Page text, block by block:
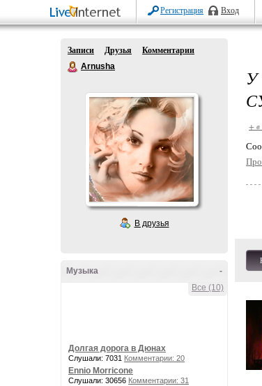
Регистрация Вход
Записи Друзья
Комментарии
Arnusha
В друзья
-
Музыка
Все (10)
Долгая дорога в Дюнах
Слушали: 7031 Комментарии: 20
Ennio Morricone
Слушали: 30656 Комментарии: 31
+ в